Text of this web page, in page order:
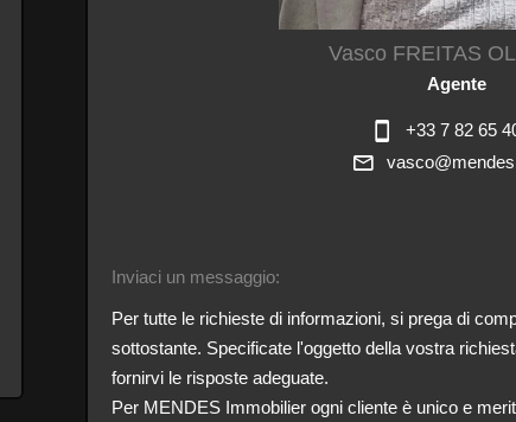
Vasco FREITAS
Agente
+33 7 82 65
Inviaci un messaggio:
Per tutte le richieste di informazioni, si prega di
sottostante. Specificate l'oggetto della vostra
fornirvi le risposte adeguate.
Per MENDES Immobilier ogni cliente è unico e